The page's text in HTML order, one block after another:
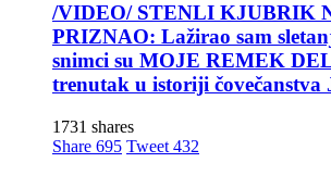
/VIDEO/ STENLI KJUBRIK
PRIZNAO: Lažirao sam
snimci su MOJE REMEK
trenutak u istoriji
1731 shares
Share 695 Tweet 432